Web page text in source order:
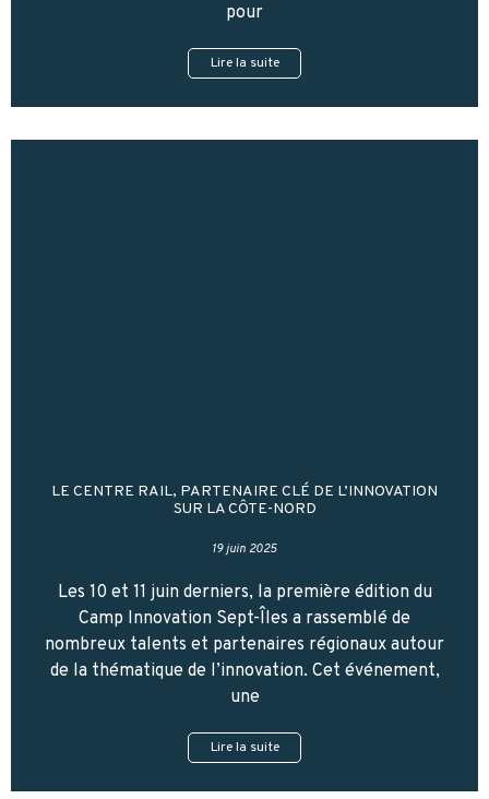
pour
Lire la suite
LE CENTRE RAIL, PARTENAIRE CLÉ DE L’INNOVATION
SUR LA CÔTE-NORD
19 juin 2025
Les 10 et 11 juin derniers, la première édition du
Camp Innovation Sept-Îles a rassemblé de
nombreux talents et partenaires régionaux autour
de la thématique de l’innovation. Cet événement,
une
Lire la suite